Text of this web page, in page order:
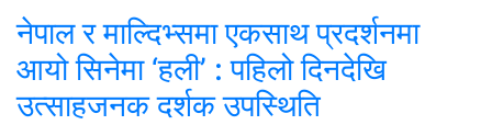
नेपाल र माल्दिभ्समा एकसाथ प्रदर्शनमा
आयो सिनेमा ‘हली’ : पहिलो दिनदेखि
उत्साहजनक दर्शक उपस्थिति